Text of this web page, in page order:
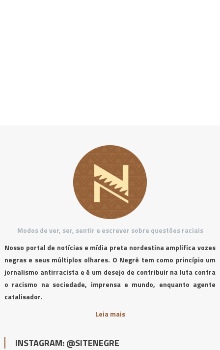
Modos de ver, ser, sentir e escrever sobre questões raciais
Nosso portal de notícias e mídia preta nordestina amplifica vozes
negras e seus múltiplos olhares. O Negrê tem como princípio um
jornalismo antirracista e é um desejo de contribuir na luta contra
o racismo na sociedade, imprensa e mundo, enquanto agente
catalisador.
Leia mais
INSTAGRAM: @SITENEGRE